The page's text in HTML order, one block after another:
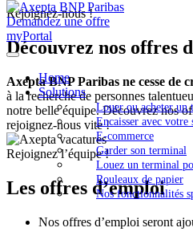
Demandez une offre
myPortal
Home
Solutions
Louer ou acheter un
Encaisser avec votre
E-commerce
Garder son terminal
Louez un terminal
Rouleaux de papier
Nos fonctionnalités
Rejoignez-nous !
Découvrez nos offres
Axepta BNP Paribas ne cesse de
à la recherche de personnes
notre belle équipe. Découvrez nos
rejoignez-nous vite !
Rejoignez l’équipe !
Les offres d’emploi
Nos offres d’emploi seront